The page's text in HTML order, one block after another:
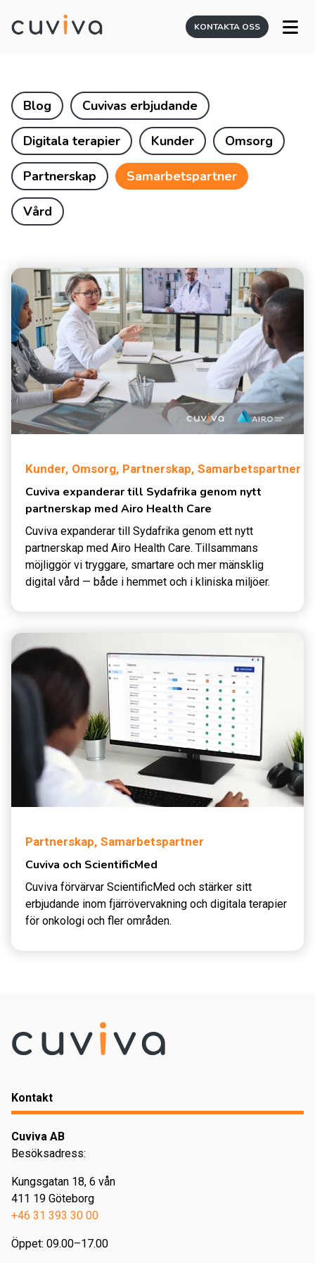
KONTAKTA OSS
Blog Cuvivas erbjudande
Digitala terapier Kunder Omsorg
Partnerskap Samarbetspartner
Vård
Kunder, Omsorg, Partnerskap, Samarbetspartner
Cuviva expanderar till Sydafrika genom nytt
partnerskap med Airo Health Care
Cuviva expanderar till Sydafrika genom ett nytt
partnerskap med Airo Health Care. Tillsammans
möjliggör vi tryggare, smartare och mer mänsklig
digital vård — både i hemmet och i kliniska miljöer.
Partnerskap, Samarbetspartner
Cuviva och ScientificMed
Cuviva förvärvar ScientificMed och stärker sitt
erbjudande inom fjärrövervakning och digitala terapier
för onkologi och fler områden.
Kontakt
Cuviva AB
Besöksadress:
Kungsgatan 18, 6 vån
411 19 Göteborg
+46 31 393 30 00
Öppet: 09.00–17.00